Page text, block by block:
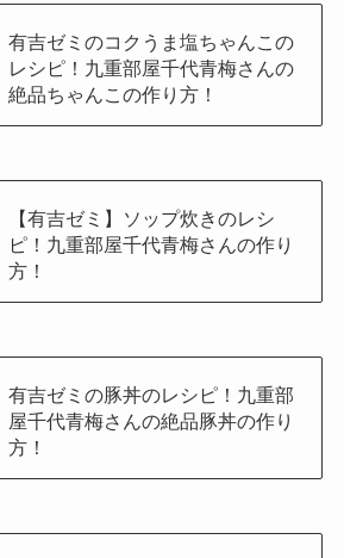
有吉ゼミのコクうま塩ちゃんこの
レシピ！九重部屋千代青梅さんの
絶品ちゃんこの作り方！
【有吉ゼミ】ソップ炊きのレシ
ピ！九重部屋千代青梅さんの作り
方！
有吉ゼミの豚丼のレシピ！九重部
屋千代青梅さんの絶品豚丼の作り
方！